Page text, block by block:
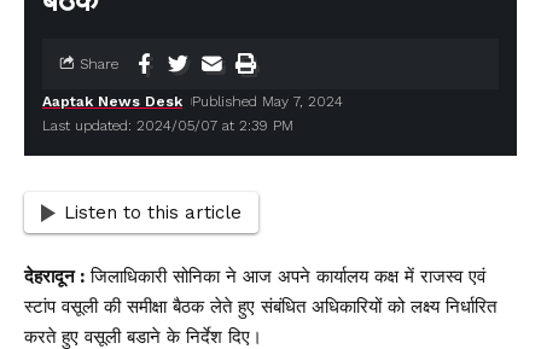
Last updated: 2024/05/07 at 2:39 PM
Aaptak News Desk Published May 7, 2024
Share
Listen to this article
देहरादून : जिलाधिकारी सोनिका ने आज अपने कार्यालय कक्ष में राजस्व एवं
स्टांप वसूली की समीक्षा बैठक लेते हुए संबंधित अधिकारियों को लक्ष्य निर्धारित
करते हुए वसूली बडाने के निर्देश दिए।